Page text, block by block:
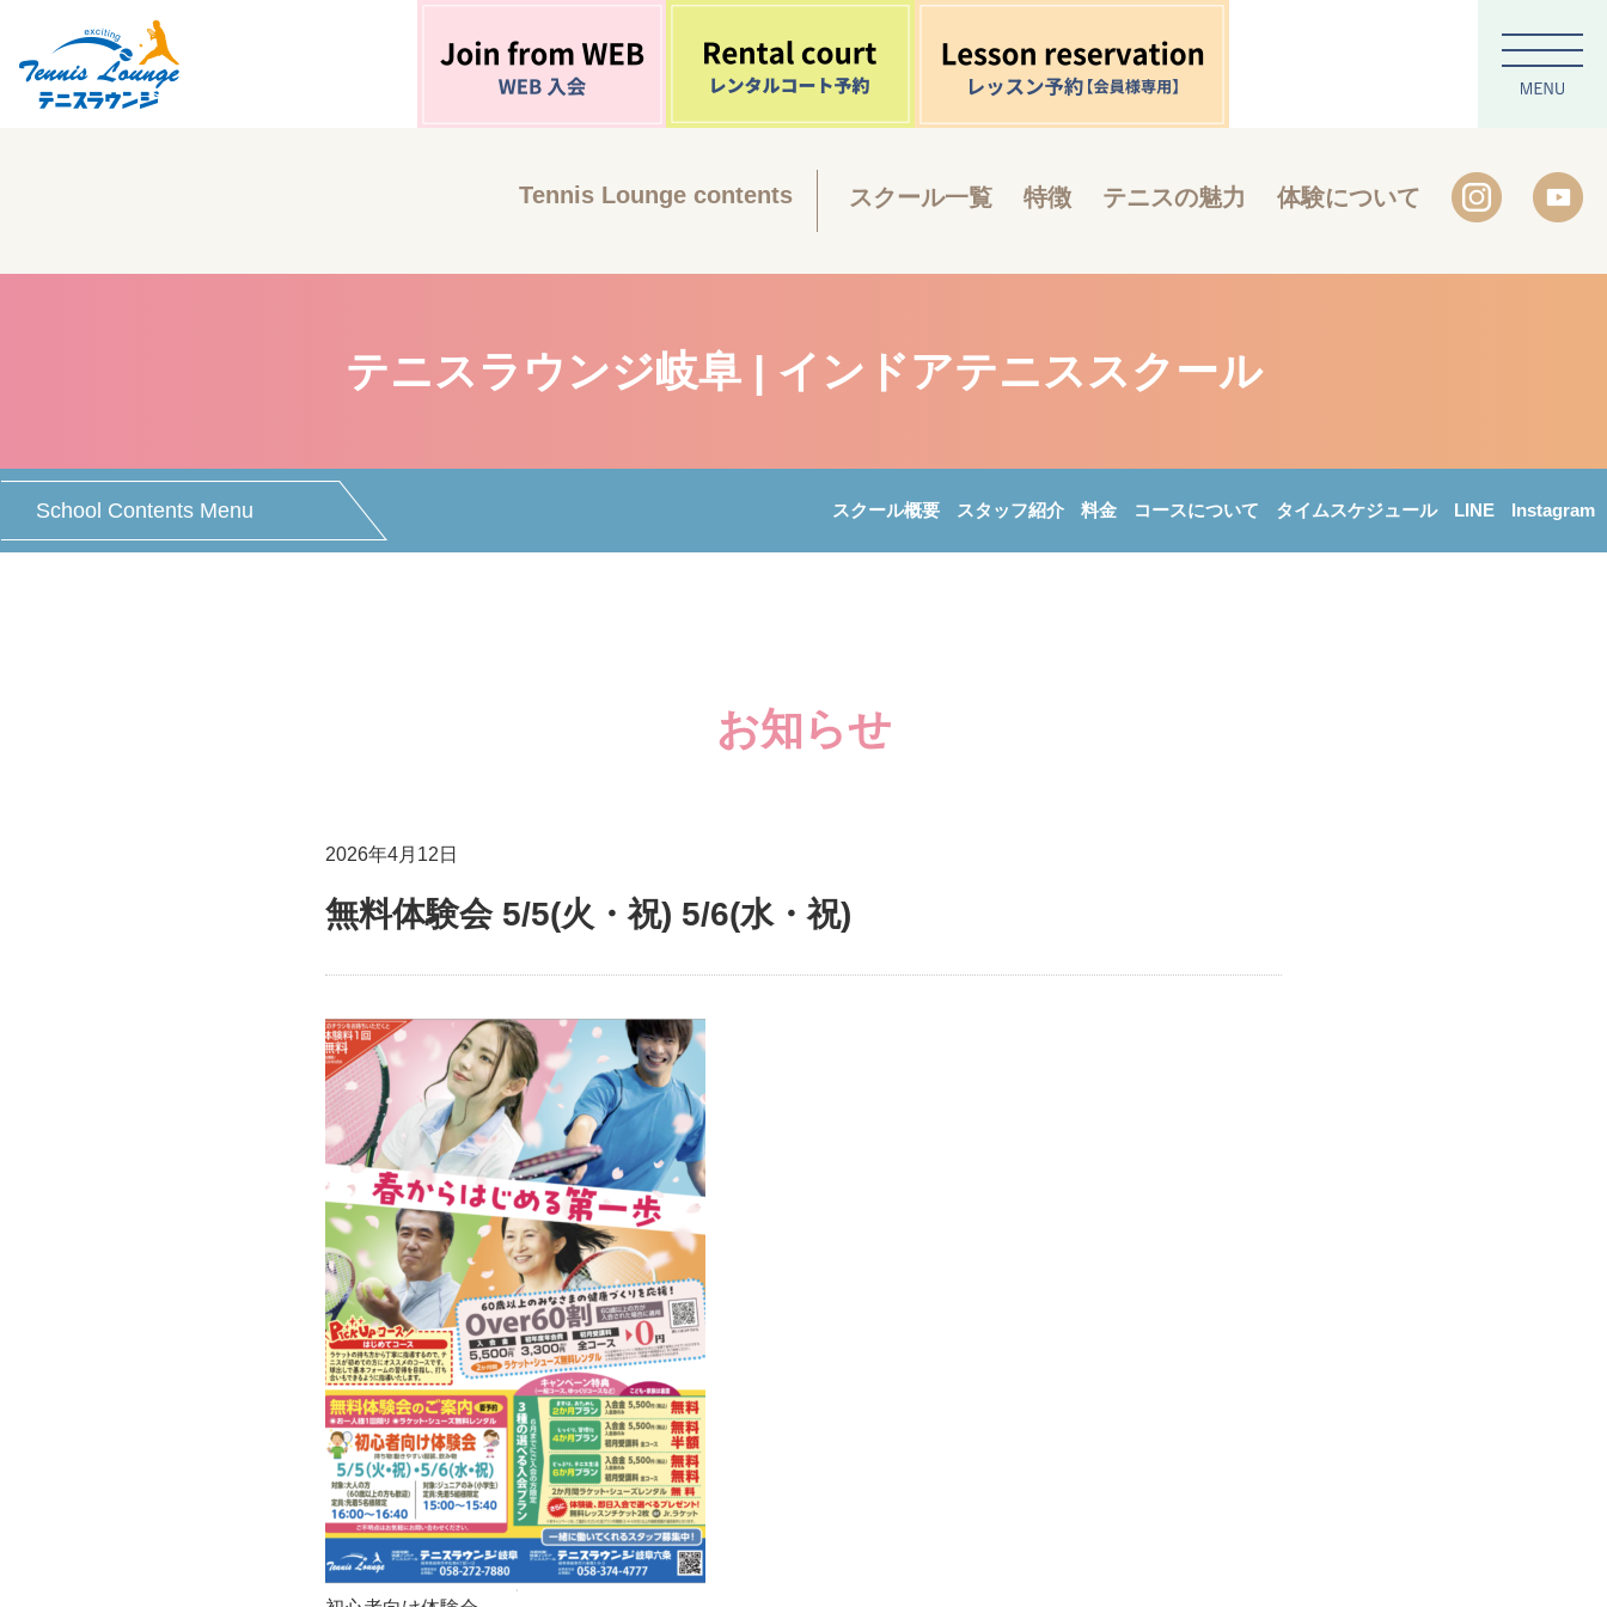
Tennis Lounge contents スクール一覧 特徴 テニスの魅力 体験について
テニスラウンジ岐阜 | インドアテニススクール
School Contents Menu スクール概要 スタッフ紹介 料金 コースについて タイムスケジュール LINE Instagram
お知らせ
2026年4月12日
無料体験会 5/5(火・祝) 5/6(水・祝)